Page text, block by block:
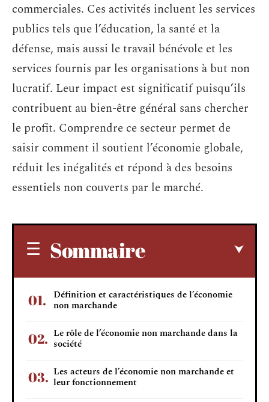
commerciales. Ces activités incluent les services
publics tels que l’éducation, la santé et la
défense, mais aussi le travail bénévole et les
services fournis par les organisations à but non
lucratif. Leur impact est significatif puisqu’ils
contribuent au bien-être général sans chercher
le profit. Comprendre ce secteur permet de
saisir comment il soutient l’économie globale,
réduit les inégalités et répond à des besoins
essentiels non couverts par le marché.
Sommaire
Définition et caractéristiques de l’économie
non marchande
Le rôle de l’économie non marchande dans la
société
Les acteurs de l’économie non marchande et
leur fonctionnement